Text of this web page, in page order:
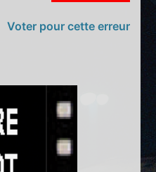
Voter pour cette erreur